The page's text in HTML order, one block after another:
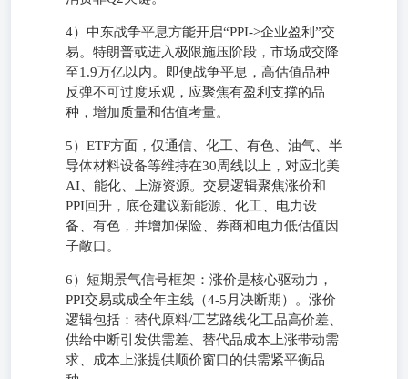
4）中东战争平息方能开启“PPI->企业盈利”交
易。特朗普或进入极限施压阶段，市场成交降
至1.9万亿以内。即便战争平息，高估值品种
反弹不可过度乐观，应聚焦有盈利支撑的品
种，增加质量和估值考量。
5）ETF方面，仅通信、化工、有色、油气、半
导体材料设备等维持在30周线以上，对应北美
AI、能化、上游资源。交易逻辑聚焦涨价和
PPI回升，底仓建议新能源、化工、电力设
备、有色，并增加保险、券商和电力低估值因
子敞口。
6）短期景气信号框架：涨价是核心驱动力，
PPI交易或成全年主线（4-5月决断期）。涨价
逻辑包括：替代原料/工艺路线化工品高价差、
供给中断引发供需差、替代品成本上涨带动需
求、成本上涨提供顺价窗口的供需紧平衡品